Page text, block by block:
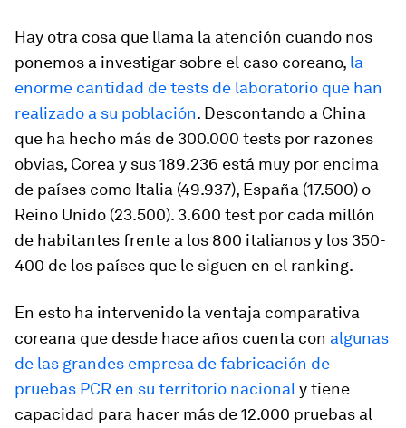
Hay otra cosa que llama la atención cuando nos
ponemos a investigar sobre el caso coreano, la
enorme cantidad de tests de laboratorio que han
realizado a su población. Descontando a China
que ha hecho más de 300.000 tests por razones
obvias, Corea y sus 189.236 está muy por encima
de países como Italia (49.937), España (17.500) o
Reino Unido (23.500). 3.600 test por cada millón
de habitantes frente a los 800 italianos y los 350-
400 de los países que le siguen en el ranking.
En esto ha intervenido la ventaja comparativa
coreana que desde hace años cuenta con algunas
de las grandes empresa de fabricación de
pruebas PCR en su territorio nacional y tiene
capacidad para hacer más de 12.000 pruebas al